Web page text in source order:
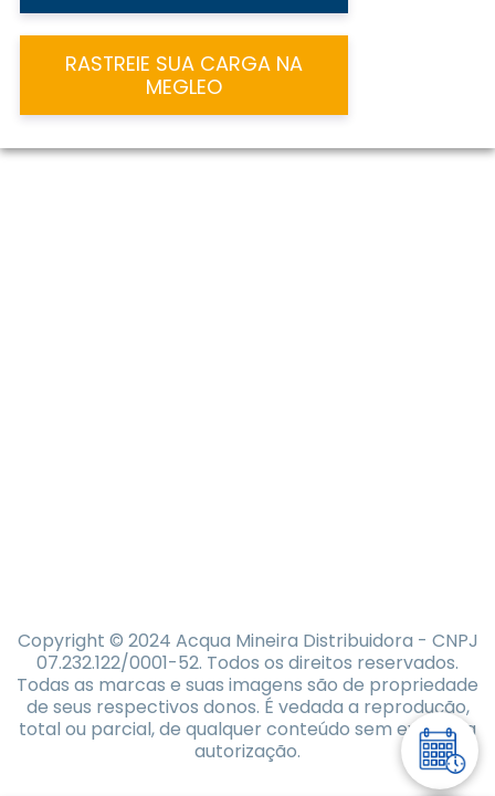
RASTREIE SUA CARGA NA
MEGLEO
Copyright © 2024 Acqua Mineira Distribuidora - CNPJ
07.232.122/0001-52. Todos os direitos reservados.
Todas as marcas e suas imagens são de propriedade
de seus respectivos donos. É vedada a reprodução,
total ou parcial, de qualquer conteúdo sem expressa
autorização.